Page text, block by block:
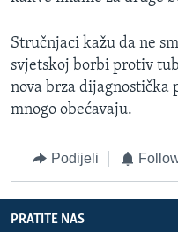
Stručnjaci kažu da ne
svjetskoj borbi protiv
nova brza dijagnostička
mnogo obećavaju.
Podijeli
PRATITE NAS